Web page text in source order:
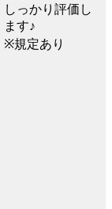
しっかり評価し
ます♪
※規定あり